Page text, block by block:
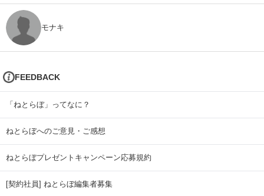
モナキ
FEEDBACK
「ねとらぼ」ってなに？
ねとらぼへのご意見・ご感想
ねとらぼプレゼントキャンペーン応募規約
[契約社員] ねとらぼ編集者募集